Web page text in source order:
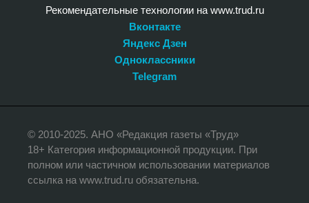
Рекомендательные технологии на www.trud.ru
Вконтакте
Яндекс Дзен
Одноклассники
Telegram
© 2010-2025. АНО «Редакция газеты «Труд»
18+ Категория информационной продукции. При
полном или частичном использовании материалов
ссылка на www.trud.ru обязательна.